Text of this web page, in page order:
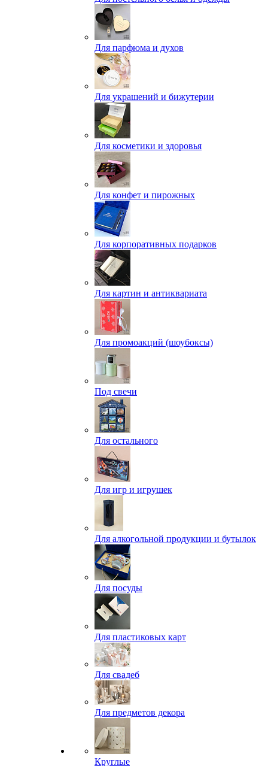
Для парфюма и духов
Для украшений и бижутерии
Для косметики и здоровья
Для конфет и пирожных
Для корпоративных подарков
Для картин и антиквариата
Для промоакций (шоубоксы)
Под свечи
Для остального
Для игр и игрушек
Для алкогольной продукции и бутылок
Для посуды
Для пластиковых карт
Для свадеб
Для предметов декора
Круглые